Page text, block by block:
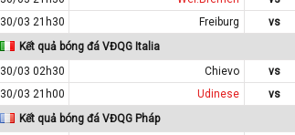
30/03 21h30
Freiburg vs
Kết quả bóng đá VĐQG Italia
30/03 02h30
Chievo vs
30/03 21h00
Udinese vs
Kết quả bóng đá VĐQG Pháp